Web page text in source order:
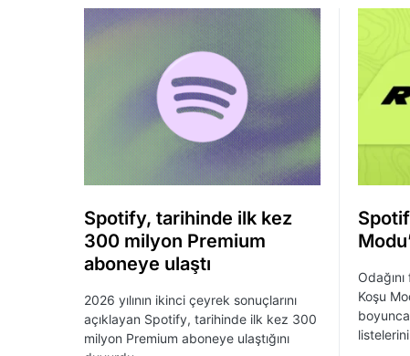
Spotify, tarihinde ilk kez
300 milyon Premium
aboneye ulaştı
2026 yılının ikinci çeyrek sonuçlarını
açıklayan Spotify, tarihinde ilk kez 300
milyon Premium aboneye ulaştığını
Koşu